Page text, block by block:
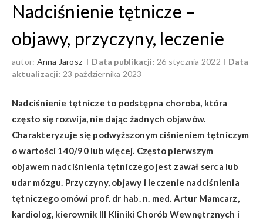
Nadciśnienie tętnicze –
objawy, przyczyny, leczenie
autor: Anna Jarosz Data publikacji: 26 stycznia 2022
Data
aktualizacji: 23 października 2023
Nadciśnienie tętnicze to podstępna choroba, która
często się rozwija, nie dając żadnych objawów.
Charakteryzuje się podwyższonym ciśnieniem tętniczym
o wartości 140/90 lub więcej. Często pierwszym
objawem nadciśnienia tętniczego jest zawał serca lub
udar mózgu. Przyczyny, objawy i leczenie nadciśnienia
tętniczego omówi prof. dr hab. n. med. Artur Mamcarz,
kardiolog, kierownik III Kliniki Chorób Wewnętrznych i